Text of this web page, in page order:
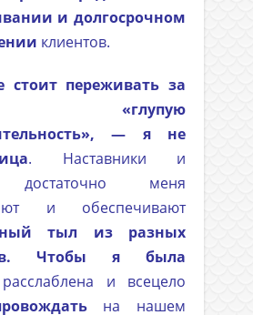
и долгосрочном
клиентов.
стоит переживать за
— я не
. Наставники и
достаточно меня
и обеспечивают
тыл из разных
Чтобы я была
расслаблена и всецело
на нашем